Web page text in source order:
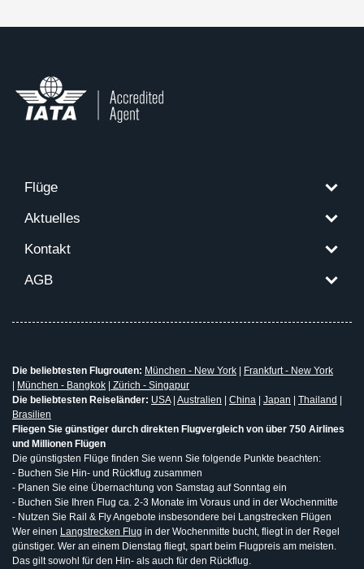
Flüge
Aktuelles
Kontakt
AGB
Die beliebtesten Flugrouten: München - New York
Frankfurt - New York
München - Bangkok
Zürich - Singapur
Die beliebtesten Reiseländer: USA| Australien China Japan Thailand
Brasilien
Fliegen Sie günstiger durch direkten Flugvergleich von über 750 Airlines
und Millionen Flügen
Die günstigsten Flüge finden Sie wenn Sie folgende Punkte beachten:
- Buchen Sie Hin- und Rückflug zusammen
- Planen Sie eine Übernachtung von Samstag auf Sonntag ein
- Buchen Sie Ihren Flug ca. 2-3 Monate im Voraus und in der Wochenmitte
- Nutzen Sie Rail & Fly Angebote insbesondere bei Langstrecken Flügen
Wer einen Langstrecken Flug in der Wochenmitte bucht, fliegt in der Regel
günstiger. Wer an einem Dienstag fliegt, spart beim Flugpreis am meisten.
Das gilt sowohl für den Hin- als auch für den Rückflug.